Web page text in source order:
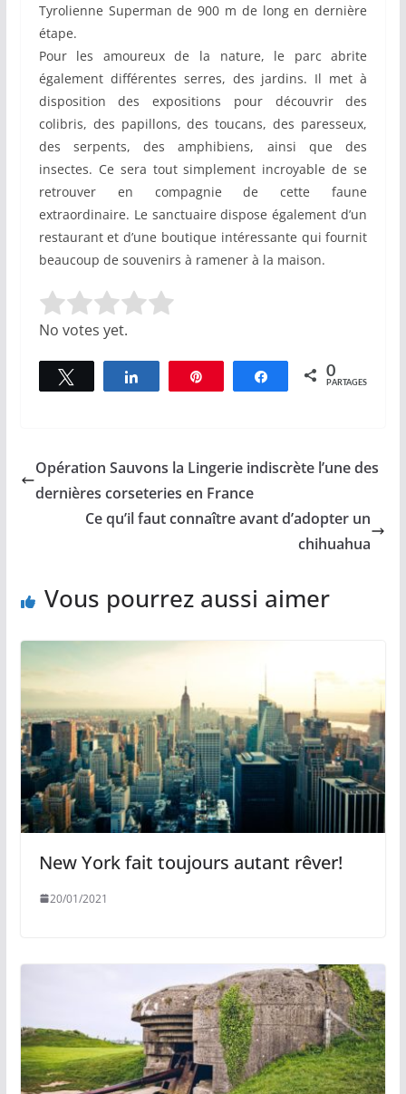
Tyrolienne Superman de 900 m de long en dernière
étape.
Pour les amoureux de la nature, le parc abrite
également différentes serres, des jardins. Il met à
disposition des expositions pour découvrir des
colibris, des papillons, des toucans, des paresseux,
des serpents, des amphibiens, ainsi que des
insectes. Ce sera tout simplement incroyable de se
retrouver en compagnie de cette faune
extraordinaire. Le sanctuaire dispose également d’un
restaurant et d’une boutique intéressante qui fournit
beaucoup de souvenirs à ramener à la maison.
Rate this item:
No votes yet.
Tweetez Partagez Épingle Partagez0
PARTAGES
Opération Sauvons la Lingerie indiscrète l’une des
dernières corseteries en France
Ce qu’il faut connaître avant d’adopter un
chihuahua
Vous pourrez aussi aimer
New York fait toujours autant rêver!
20/01/2021